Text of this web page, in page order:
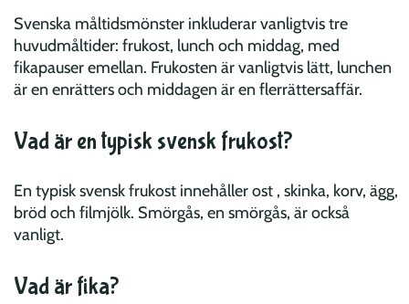
Svenska måltidsmönster inkluderar vanligtvis tre
huvudmåltider: frukost, lunch och middag, med
fikapauser emellan. Frukosten är vanligtvis lätt, lunchen
är en enrätters och middagen är en flerrättersaffär.
Vad är en typisk svensk frukost?
En typisk svensk frukost innehåller ost , skinka, korv, ägg,
bröd och filmjölk. Smörgås, en smörgås, är också
vanligt.
Vad är fika?